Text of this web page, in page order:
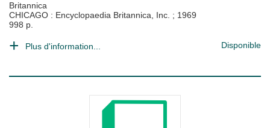
Britannica
CHICAGO : Encyclopaedia Britannica, Inc. ; 1969
998 p.
Plus d'information... Disponible